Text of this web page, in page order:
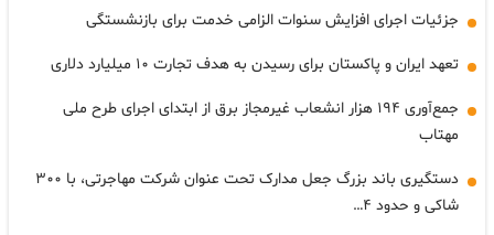
جزئیات اجرای افزایش سنوات الزامی خدمت برای بازنشستگی
تعهد ایران و پاکستان برای رسیدن به هدف تجارت ۱۰ میلیارد دلاری
جمع‌آوری ۱۹۴ هزار انشعاب غیرمجاز برق از ابتدای اجرای طرح ملی
مهتاب
دستگیری باند بزرگ جعل مدارک تحت عنوان شرکت مهاجرتی، با ۳۰۰
شاکی و حدود ۴…